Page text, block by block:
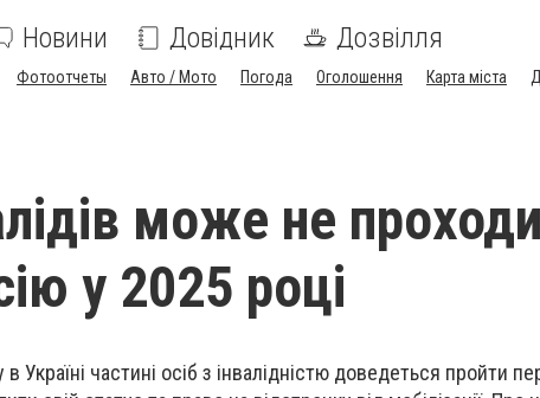
Новини Довідник Дозвілля
Фотоотчеты Авто / Мото Погода Оголошення Карта міста
може не
у 2025 році
Україні частині осіб з інвалідністю доведеться пройти